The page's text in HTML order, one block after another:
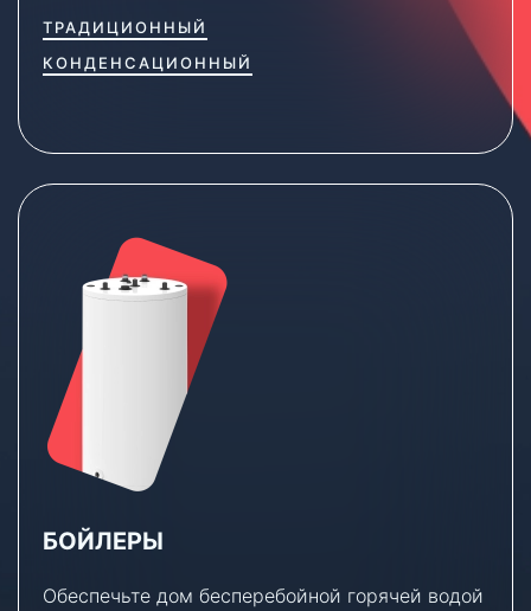
ТРАДИЦИОННЫЙ
КОНДЕНСАЦИОННЫЙ
БОЙЛЕРЫ
Обеспечьте дом бесперебойной горячей водой